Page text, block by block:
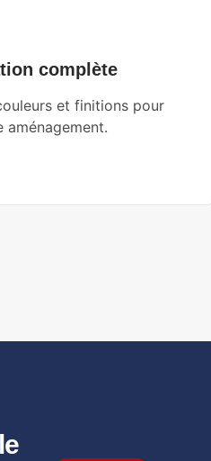
complète
et finitions pour
aménagement.